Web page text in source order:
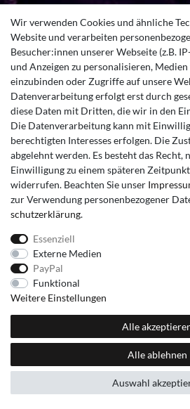
Impressum Daten­schutz­erklärung
Wir verwenden Cookies und ähnliche
Website und verarbeiten
Besucher:innen unserer Webseite (z.B.
und Anzeigen zu personalisieren,
einzubinden oder Zugriffe auf unsere
Datenverarbeitung erfolgt erst durch
diese Daten mit Dritten, die wir in den
Die Datenverarbeitung kann mit
berechtigten Interesses erfolgen. Die
abgelehnt werden. Es besteht das
Einwilligung zu einem späteren
widerrufen. Beachten Sie unser
zur Verwendung personenbezogener
schutz­erklärung.
Essenziell
Externe Medien
PayPal
Funktional
Weitere Einstellungen
Alle
Alle ablehnen
Auswahl